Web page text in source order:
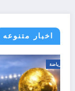
اخبار متنوعه
رياضة